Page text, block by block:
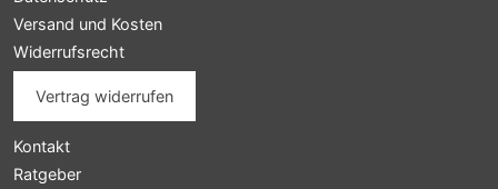
Versand und Kosten
Widerrufsrecht
Vertrag widerrufen
Kontakt
Ratgeber